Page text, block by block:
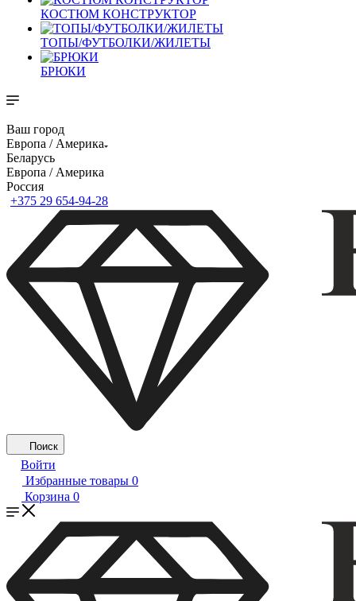
КОСТЮМ КОНСТРУКТОР
ТОПЫ/ФУТБОЛКИ/ЖИЛЕТЫ
БРЮКИ
Ваш город
Европа / Америка
Беларусь
Европа / Америка
Россия
+375 29 654-94-28
Поиск
Войти
Избранные товары 0
Корзина 0